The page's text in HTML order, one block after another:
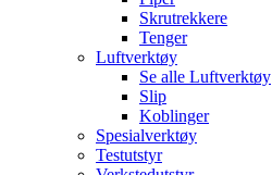
Skrutrekkere
Tenger
Luftverktøy
Se alle Luftverktøy
Slip
Koblinger
Spesialverktøy
Testutstyr